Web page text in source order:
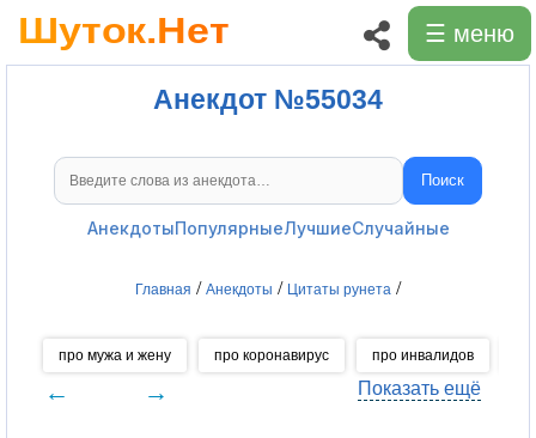
☰ меню
Анекдот №55034
Поиск анекдотов Поиск
АнекдотыПопулярныеЛучшиеСлучайные
Главная / Анекдоты / Цитаты рунета /
про мужа и жену про коронавирус про инвалидов
← → Показать ещё